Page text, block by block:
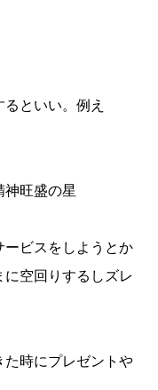
といい。例え
神旺盛の星
ービスをしようとか
空回りするしズレ
た時にプレゼントや